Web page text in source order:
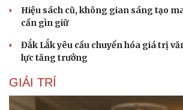
Hiệu sách cũ, không gian sáng tạo
cần gìn giữ
Đắk Lắk yêu cầu chuyển hóa giá trị
lực tăng trưởng
GIẢI TRÍ